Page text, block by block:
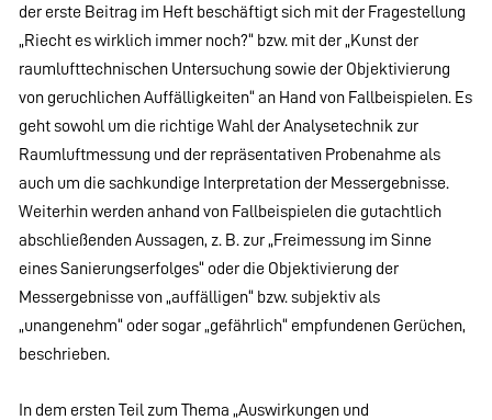
der erste Beitrag im Heft beschäftigt sich mit der Fragestellung
„Riecht es wirklich immer noch?“ bzw. mit der „Kunst der
raumlufttechnischen Untersuchung sowie der Objektivierung
von geruchlichen Auffälligkeiten“ an Hand von Fallbeispielen. Es
geht sowohl um die richtige Wahl der Analysetechnik zur
Raumluftmessung und der repräsentativen Probenahme als
auch um die sachkundige Interpretation der Messergebnisse.
Weiterhin werden anhand von Fallbeispielen die gutachtlich
abschließenden Aussagen, z. B. zur „Freimessung im Sinne
eines Sanierungserfolges“ oder die Objektivierung der
Messergebnisse von „auffälligen“ bzw. subjektiv als
„unangenehm“ oder sogar „gefährlich“ empfundenen Gerüchen,
beschrieben.
In dem ersten Teil zum Thema „Auswirkungen und